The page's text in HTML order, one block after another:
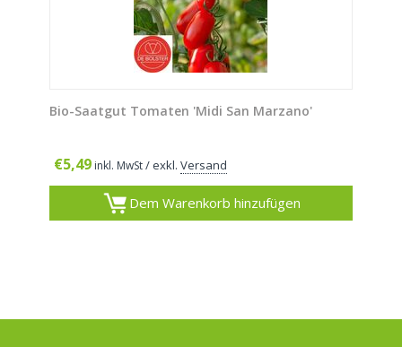
Bio-Saatgut Tomaten 'Midi San Marzano'
€5,49 inkl. MwSt/ exkl. Versand
Dem Warenkorb hinzufügen